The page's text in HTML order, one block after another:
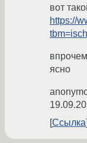
вот
https://
ясно
Ссылка